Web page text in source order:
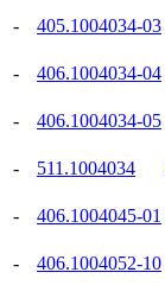
-
405.1004034-03
-
406.1004034-04
-
406.1004034-05
-
511.1004034
-
406.1004045-01
-
406.1004052-10